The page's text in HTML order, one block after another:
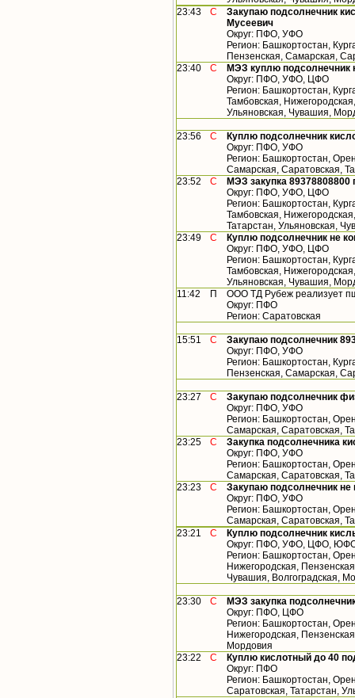
23:43
С
Закупаю подсолнечник
Мусеевич
Округ: ПФО, УФО
Регион: Башкортостан,
Пензенская, Самарская,
23:40
С
МЭЗ куплю подсолнечник
Округ: ПФО, УФО, ЦФО
Регион: Башкортостан,
Тамбовская,
Ульяновская, Чувашия,
23:56 С
Куплю подсолнечник
Округ: ПФО, УФО
Регион: Башкортостан,
Самарская, Саратовская,
23:52
С
МЭЗ закупка
Округ: ПФО, УФО, ЦФО
Регион: Башкортостан,
Тамбовская,
Татарстан, Ульяновская,
23:49
С
Куплю подсолнечник не
Округ: ПФО, УФО, ЦФО
Регион: Башкортостан,
Тамбовская,
Ульяновская, Чувашия,
11:42
П ООО ТД Рубеж реализует
Округ: ПФО
Регион: Саратовская
15:51 С
Закупаю подсолнечник
Округ: ПФО, УФО
Регион: Башкортостан,
Пензенская, Самарская,
23:27 С
Закупаю подсолнечник
Округ: ПФО, УФО
Регион: Башкортостан,
Самарская, Саратовская,
23:25
С
Закупка подсолнечника
Округ: ПФО, УФО
Регион: Башкортостан,
Самарская, Саратовская,
23:23
С
Закупаю подсолнечник
Округ: ПФО, УФО
Регион: Башкортостан,
Самарская, Саратовская,
23:21
С
Куплю подсолнечник
Округ: ПФО, УФО, ЦФО,
Регион: Башкортостан,
Нижегородская,
Чувашия, Волгоградская,
23:30 С
МЭЗ закупка
Округ: ПФО, ЦФО
Регион: Башкортостан,
Нижегородская,
Мордовия
23:22
С
Куплю кислотный до 40
Округ: ПФО
Регион: Башкортостан,
Саратовская, Татарстан,